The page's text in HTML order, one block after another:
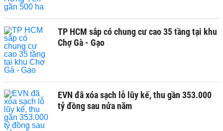
TP HCM sắp có chung cư cao 35 tầng tại khu
Chợ Gà - Gạo
EVN đã xóa sạch lỗ lũy kế, thu gần 353.000
tỷ đồng sau nửa năm